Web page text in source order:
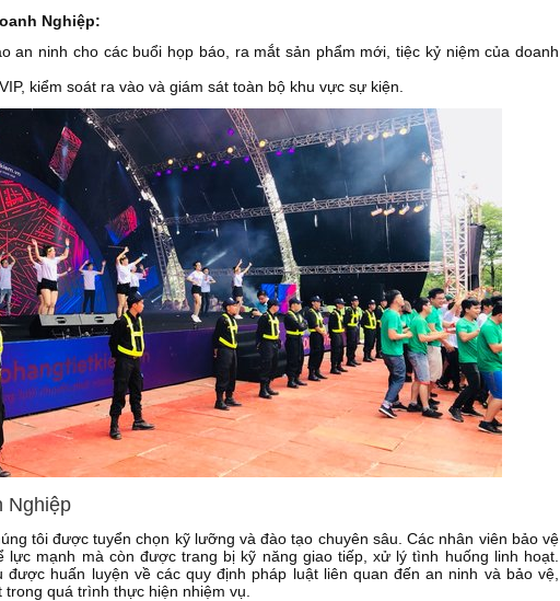
Nghiệp:
an ninh cho các buổi họp báo, ra mắt sản phẩm mới, tiệc kỷ niệm của doanh
kiểm soát ra vào và giám sát toàn bộ khu vực sự kiện.
Nghiệp
tôi được tuyển chọn kỹ lưỡng và đào tạo chuyên sâu. Các nhân viên bảo vệ
lực mạnh mà còn được trang bị kỹ năng giao tiếp, xử lý tình huống linh hoạt.
huấn luyện về các quy định pháp luật liên quan đến an ninh và bảo vệ,
quá trình thực hiện nhiệm vụ.